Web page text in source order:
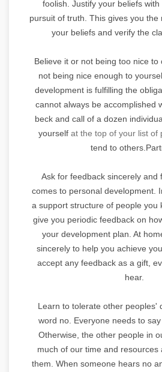
foolish. Justify your beliefs
pursuit of truth. This gives you the
your beliefs and verify the
Believe it or not being too nice
not being nice enough to
development is fulfilling the
cannot always be accomplished
beck and call of a dozen
yourself at the top of your list of
tend to
Ask for feedback sincerely and
comes to personal development.
a support structure of people you
give you periodic feedback on
your development plan. At
sincerely to help you achieve
accept any feedback as a gift,
hear.
Learn to tolerate other peoples'
word no. Everyone needs to
Otherwise, the other people in
much of our time and resources
them. When someone hears no